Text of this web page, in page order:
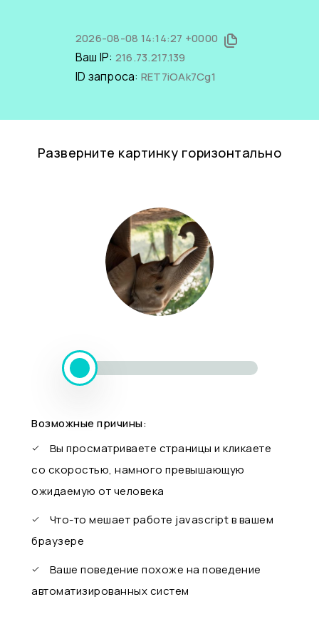
2026-08-08 14:14:27 +0000
Ваш IP: 216.73.217.139
ID запроса: RET7iOAk7Cg1
Разверните картинку горизонтально
Возможные причины:
Вы просматриваете страницы и кликаете
со скоростью, намного превышающую
ожидаемую от человека
Что-то мешает работе javascript в вашем
браузере
Ваше поведение похоже на поведение
автоматизированных систем